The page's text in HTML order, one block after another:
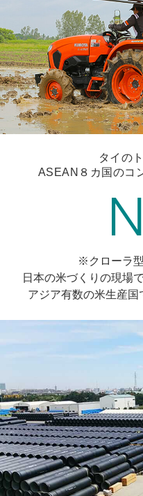
タイの
ASEAN８カ国のコ
※クローラ
日本の米づくりの現場
アジア有数の米生産国